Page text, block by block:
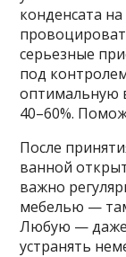
конденсата
серьезные
под
оптимальную
40–60%.
После
ванной
важно
мебелью —
Любую —
устранять